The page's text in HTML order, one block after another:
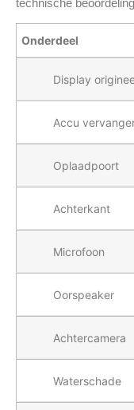
technische
Onderdeel
Display
Accu
Oplaadpoort
Achterkant
Microfoon
Oorspeaker
Achtercamera
Waterschade